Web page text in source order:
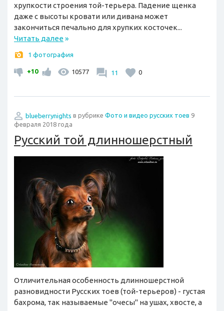
хрупкости строения той-терьера. Падение щенка
даже с высоты кровати или дивана может
закончиться печально для хрупких косточек...
Читать далее»
1 фотография
+10 10577 11 0
blueberrynights в рубрике Фото и видео русских тоев 9
февраля 2018 года
Русский той длинношерстный
Отличительная особенность длинношерстной
разновидности Русских тоев (той-терьеров) - густая
бахрома, так называемые "очесы" на ушах, хвосте, а